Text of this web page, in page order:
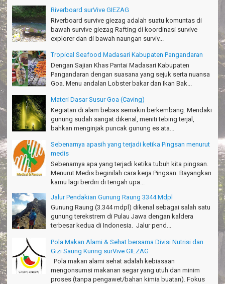
Riverboard surVive GIEZAG
Riverboard survive giezag adalah suatu komuntas di
bawah survive giezag Rafting di koordinasi survive
explorer dan di bawah naungan surviv...
Tropical Seafood Madasari Kabupaten Pangandaran
Dengan Sajian Khas Pantai Madasari Kabupaten
Pangandaran dengan suasana yang sejuk serta nuansa
Goa. Menu andalan Lobster bakar dan Ikan Bak...
Materi Dasar Susur Goa (Caving)
Kegiatan di alam bebas semakin berkembang. Mendaki
gunung sudah sangat dikenal, meniti tebing terjal,
bahkan menginjak puncak gunung es ata...
Sebenarnya apasih yang terjadi ketika Pingsan menurut
medis
Sebenarnya apa yang terjadi ketika tubuh kita pingsan.
Menurut Medis beginilah cara kerja Pingsan. Bayangkan
kamu lagi berdiri di tengah upa...
Jalur Pendakian Gunung Raung 3344 Mdpl
Gunung Raung (3.344 mdpl) dikenal sebagai salah satu
gunung terekstrem di Pulau Jawa dengan kaldera
terbesar kedua di Indonesia. Jalur pend...
Pola Makan Alami & Sehat bersama Divisi Nutrisi dan
Gizi Saung Kuring surVive GIEZAG
Pola makan alami sehat adalah kebiasaan
mengonsumsi makanan segar yang utuh dan minim
proses (tanpa pengawet/bahan kimia buatan). Fokus